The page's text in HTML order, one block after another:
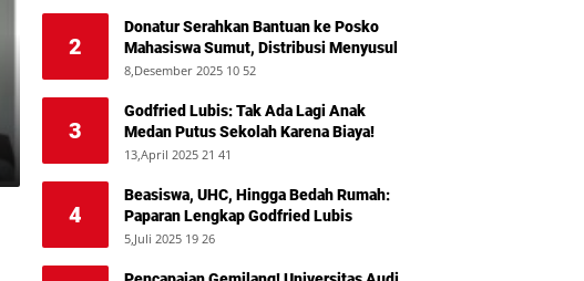
2
Donatur Serahkan Bantuan ke Posko
Mahasiswa Sumut, Distribusi Menyusul
8,Desember 2025 10 52
3
Godfried Lubis: Tak Ada Lagi Anak
Medan Putus Sekolah Karena Biaya!
13,April 2025 21 41
4
Beasiswa, UHC, Hingga Bedah Rumah:
Paparan Lengkap Godfried Lubis
5,Juli 2025 19 26